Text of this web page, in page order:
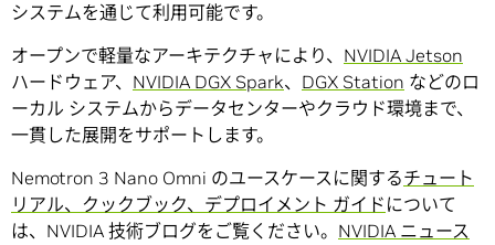
システムを通じて利用可能です。
オープンで軽量なアーキテクチャにより、 NVIDIA Jetson
ハードウェア、 NVIDIA DGX Spark、 DGX Station などのロ
ーカル システムからデータセンターやクラウド環境まで、
一貫した展開をサポートします。
Nemotron 3 Nano Omni のユースケースに関するチュート
リアル、クックブック、デプロイメント ガイド について
は、NVIDIA 技術ブログをご覧ください。 NVIDIA ニュース